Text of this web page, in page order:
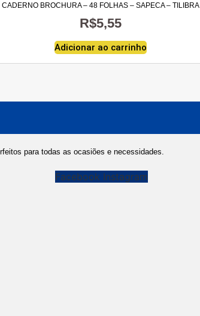
CADERNO BROCHURA – 48 FOLHAS – SAPECA – TILIBRA
R$5,55
Adicionar ao carrinho
para todas as ocasiões e necessidades.
Facebook Instagram